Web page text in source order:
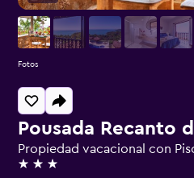
Pousada Recanto
Propiedad vacacional con
3 estrellas
Fotos